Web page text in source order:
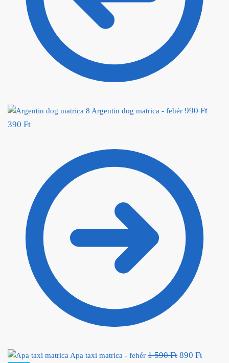
Argentin dog matrica - fehér 990Ft
390 Ft
Apa taxi matrica - fehér 1 590Ft Original
890 Ft